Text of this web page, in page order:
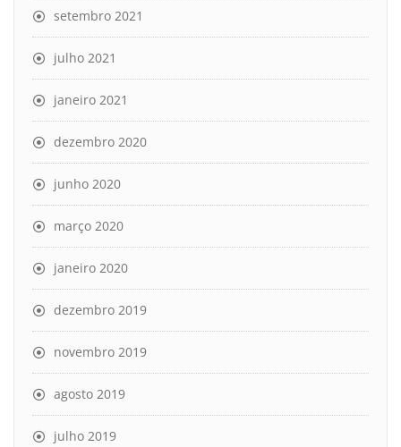
setembro 2021
julho 2021
janeiro 2021
dezembro 2020
junho 2020
março 2020
janeiro 2020
dezembro 2019
novembro 2019
agosto 2019
julho 2019